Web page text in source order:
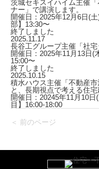
茨城セキスイハイム主催
ナー」で講演します。
開催日：2025年12月6日(
部】13:30〜
終了しました
2025.11.17
長谷工グループ主催「社
開催日：2025年11月13日(
15:00〜
終了しました
2025.10.15
積水ハウス主催「不動産
と、長期視点で考える住
開催日：20245年11月10
目】16:00-18:00
＜ 前のページ